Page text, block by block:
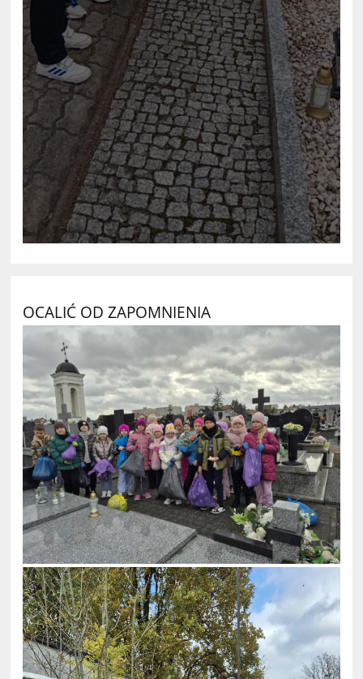
OCALIĆ OD ZAPOMNIENIA